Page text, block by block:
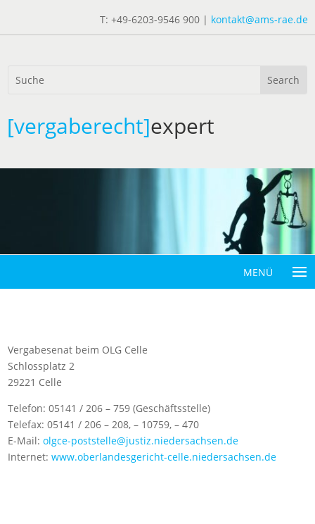
T: +49-6203-9546 900 | kontakt@ams-rae.de
[vergaberecht]expert
Vergabesenat beim OLG Celle
Schlossplatz 2
29221 Celle
Telefon: 05141 / 206 – 759 (Geschäftsstelle)
Telefax: 05141 / 206 – 208, – 10759, – 470
E-Mail:olgce-poststelle@justiz.niedersachsen.de
Internet:www.oberlandesgericht-celle.niedersachsen.de